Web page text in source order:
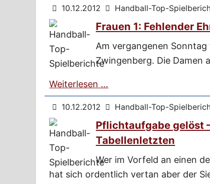
10.12.2012 Handball-Top-
Frauen 1: Fehlender
Am vergangenen
Zwingenberg. Die Damen
Weiterlesen …
10.12.2012 Handball-Top-
Pflichtaufgabe gelöst
Tabellenletzten
Wer im Vorfeld an einen
hat sich ordentlich vertan aber der